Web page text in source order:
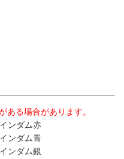
ある場合があります。
ンダム赤
ンダム青
ンダム銀